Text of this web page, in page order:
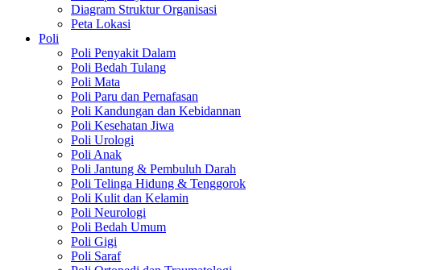
Diagram Struktur Organisasi
Peta Lokasi
Poli
Poli Penyakit Dalam
Poli Bedah Tulang
Poli Mata
Poli Paru dan Pernafasan
Poli Kandungan dan Kebidannan
Poli Kesehatan Jiwa
Poli Urologi
Poli Anak
Poli Jantung & Pembuluh Darah
Poli Telinga Hidung & Tenggorok
Poli Kulit dan Kelamin
Poli Neurologi
Poli Bedah Umum
Poli Gigi
Poli Saraf